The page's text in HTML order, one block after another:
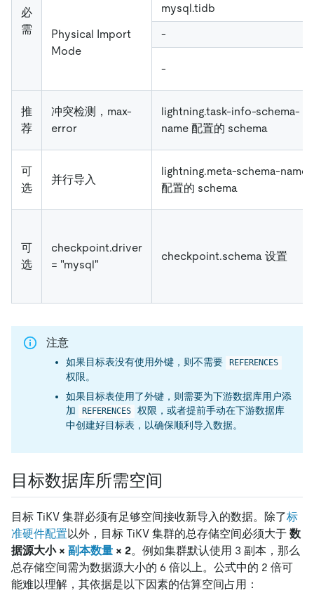
必
需
Physical Import
Mode
mysql.tidb
-
-
推
荐
冲突检测，max-
error
lightning.task-info-schema-
name 配置的 schema
可
选
并行导入
lightning.meta-schema-name
配置的 schema
可
选
checkpoint.driver
= "mysql"
checkpoint.schema 设置
注意
如果目标表没有使用外键，则不需要 REFERENCES
权限。
如果目标表使用了外键，则需要为下游数据库用户添
加
REFERENCES
权限，或者提前手动在下游数据库
中创建好目标表，以确保顺利导入数据。
目标数据库所需空间
目标 TiKV 集群必须有足够空间接收新导入的数据。除了标
准硬件配置以外，目标 TiKV 集群的总存储空间必须大于 数
据源大小 × 副本数量 × 2。例如集群默认使用 3 副本，那么
总存储空间需为数据源大小的 6 倍以上。公式中的 2 倍可
能难以理解，其依据是以下因素的估算空间占用：